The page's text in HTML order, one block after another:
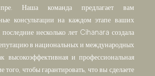
Наша команда предлагает вам
консультации на каждом этапе ваших
несколько лет Cihanara создала
в национальных и международных
высокоэффективная и профессиональная
того, чтобы гарантировать, что вы сделаете